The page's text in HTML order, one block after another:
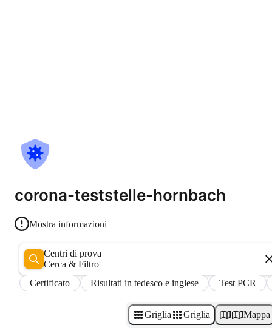
corona-teststelle-hornbach
Mostra informazioni
Centri di prova
Cerca & Filtro
Certificato
Risultati in tedesco e inglese Test PCR
Griglia Griglia Mappa